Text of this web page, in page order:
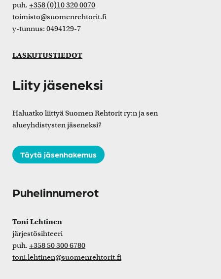
puh. +358 (0)10 320 0070
toimisto@suomenrehtorit.fi
y-tunnus: 0494129-7
LASKUTUSTIEDOT
Liity jäseneksi
Haluatko liittyä Suomen Rehtorit ry:n ja sen
alueyhdistysten jäseneksi?
Täytä jäsenhakemus
Puhelinnumerot
Toni Lehtinen
järjestösihteeri
puh. +358 50 300 6780
toni.lehtinen@suomenrehtorit.fi